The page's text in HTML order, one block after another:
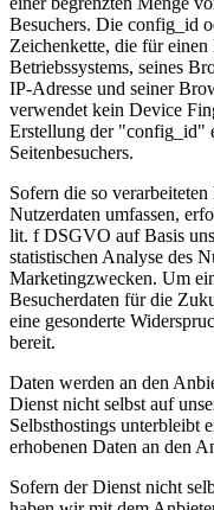
Besuchers. Die config_id
Zeichenkette, die für
Betriebssystems, seines
IP-Adresse und seiner
verwendet kein Device
Erstellung der "config_id"
Seitenbesuchers.
Sofern die so
Nutzerdaten umfassen,
lit. f DSGVO auf Basis
statistischen Analyse des
Marketingzwecken. Um
Besucherdaten für die
eine gesonderte
bereit.
Daten werden an den
Dienst nicht selbst auf
Selbsthostings unterbleibt
erhobenen Daten an den
Sofern der Dienst nicht